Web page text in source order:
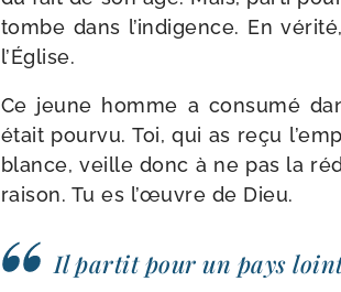
tombe dans l’indigence. En
l’Église.
Ce jeune homme a consu­mé
était pour­vu. Toi, qui as reçu
blance, veille donc à ne pas la
rai­son. Tu es l’œuvre de Dieu.
Il par­tit pour un pays